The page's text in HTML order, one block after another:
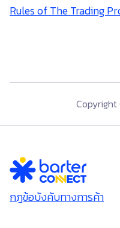
Rules of The Trading
กฎข้อบังคับทางการค้า